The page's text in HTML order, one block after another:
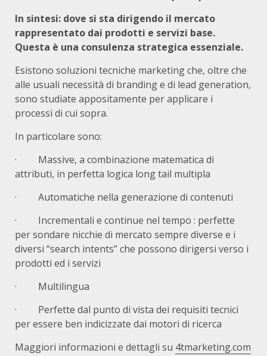
In sintesi: dove si sta dirigendo il mercato
rappresentato dai prodotti e servizi base.
Questa è una consulenza strategica essenziale.
Esistono soluzioni tecniche marketing che, oltre che
alle usuali necessità di branding e di lead generation,
sono studiate appositamente per applicare i
processi di cui sopra.
In particolare sono:
· Massive, a combinazione matematica di
attributi, in perfetta logica long tail multipla
· Automatiche nella generazione di contenuti
· Incrementali e continue nel tempo : perfette
per sondare nicchie di mercato sempre diverse e i
diversi “search intents” che possono dirigersi verso i
prodotti ed i servizi
· Multilingua
· Perfette dal punto di vista dei requisiti tecnici
per essere ben indicizzate dai motori di ricerca
Maggiori informazioni e dettagli su 4tmarketing.com